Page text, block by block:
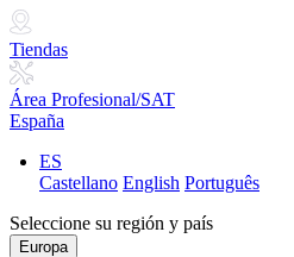
Tiendas
Área Profesional/SAT
España
ES
Castellano English Português
Seleccione su región y país
Europa